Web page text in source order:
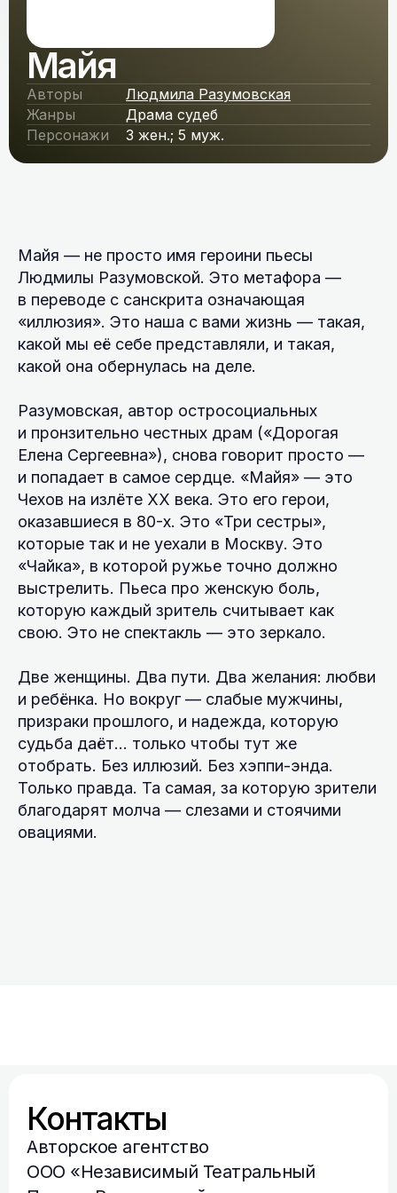
Майя
Авторы
Людмила Разумовская
Жанры
Драма судеб
Персонажи
3 жен.; 5 муж.
Майя — не просто имя героини пьесы
Людмилы Разумовской. Это метафора —
в переводе с санскрита означающая
«иллюзия». Это наша с вами жизнь — такая,
какой мы её себе представляли, и такая,
какой она обернулась на деле.
Разумовская, автор остросоциальных
и пронзительно честных драм («Дорогая
Елена Сергеевна»), снова говорит просто —
и попадает в самое сердце. «Майя» — это
Чехов на излёте XX века. Это его герои,
оказавшиеся в 80-х. Это «Три сестры»,
которые так и не уехали в Москву. Это
«Чайка», в которой ружье точно должно
выстрелить. Пьеса про женскую боль,
которую каждый зритель считывает как
свою. Это не спектакль — это зеркало.
Две женщины. Два пути. Два желания: любви
и ребёнка. Но вокруг — слабые мужчины,
призраки прошлого, и надежда, которую
судьба даёт… только чтобы тут же
отобрать. Без иллюзий. Без хэппи-энда.
Только правда. Та самая, за которую зрители
благодарят молча — слезами и стоячими
овациями.
Контакты
Авторское агентство
ООО «Независимый Театральный